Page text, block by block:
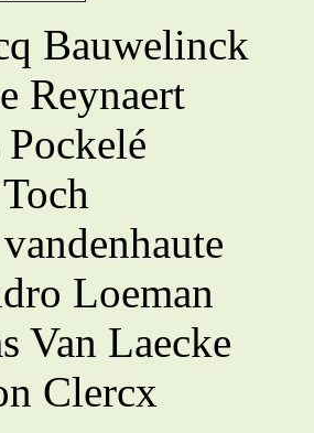
Bauwelinck
Reynaert
Loeman
Van Laecke
Clercx